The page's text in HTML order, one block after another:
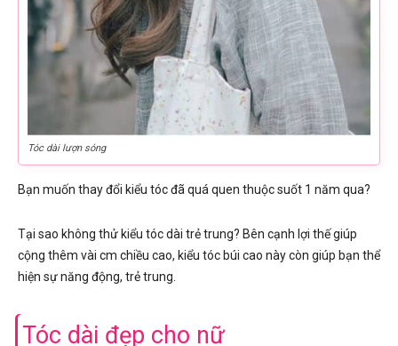
Tóc dài lượn sóng
Bạn muốn thay đổi kiểu tóc đã quá quen thuộc suốt 1 năm qua?
Tại sao không thử kiểu tóc dài trẻ trung? Bên cạnh lợi thế giúp
cộng thêm vài cm chiều cao, kiểu tóc búi cao này còn giúp bạn thể
hiện sự năng động, trẻ trung.
Tóc dài đẹp cho nữ